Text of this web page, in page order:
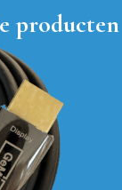
producten